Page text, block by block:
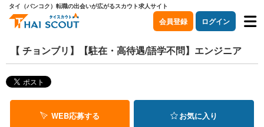
タイ（バンコク）転職の出会いが広がるスカウト求人サイト
会員登録 ログイン
【 チョンブリ】【駐在・高待遇/語学不問】エンジニア
WEB応募する お気に入り